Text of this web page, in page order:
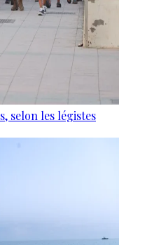
selon les légistes